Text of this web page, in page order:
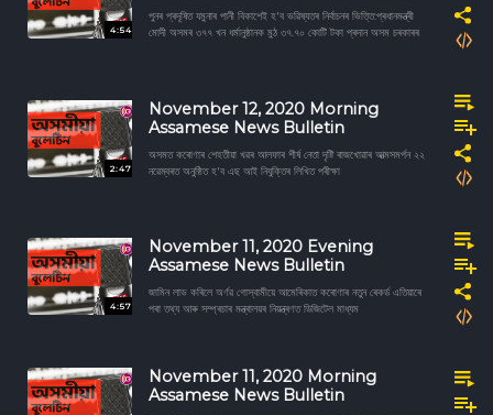
4:54
পুনৰ প্ৰদূষিত যমুনাৰ পানী বিকাশেই হ'ব ভৱিষ্যতৰ নিৰ্বাচনৰ ভিত্তি:প্ৰধানমন্ত্ৰী
মোদী অসমৰ ৩৭৭ খন ধৰ্মানুষ্ঠানক মুঠ ৩৭.৭০ কোটি টকা প্ৰদান অসম চৰকাৰৰ
2:47
November 12, 2020 Morning
Assamese News Bulletin
অসমত কৰোণাৰ শেহতীয়া খৱৰ আলফাৰ শীর্ষ নেতা দৃষ্টি ৰাজখোৱাৰ আত্মসমৰ্পন ২২
নৱেম্বৰত অনুষ্ঠিত হ'ব এছ আই নিযুক্তিৰ লিখিত পৰীক্ষা
4:57
November 11, 2020 Evening
Assamese News Bulletin
জামিন লাভ কৰিলে অৰ্ণৱ গোস্বামীয়ে আমেৰিকাত কৰোণাৰ নতুন ৰেকৰ্ড এতিয়াৰে
পৰা তথ্য আৰু সম্প্ৰচাৰ মন্ত্ৰালয়ৰ নিয়ন্ত্ৰণত ডিজিটেল মাধ্যম
November 11, 2020 Morning
Assamese News Bulletin